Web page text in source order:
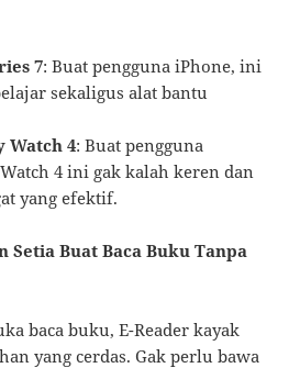
7: Buat pengguna iPhone, ini
sekaligus alat bantu
Watch 4: Buat pengguna
4 ini gak kalah keren dan
yang efektif.
Setia Buat Baca Buku Tanpa
baca buku, E-Reader kayak
yang cerdas. Gak perlu bawa